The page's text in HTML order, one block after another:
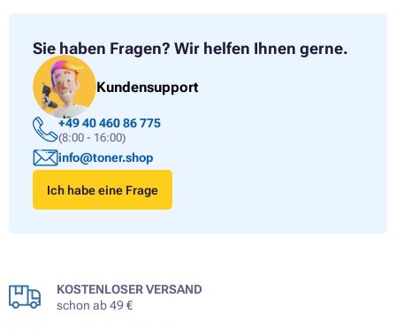
Sie haben Fragen? Wir helfen Ihnen gerne.
Kundensupport
+49 40 460 86 775
(8:00 - 16:00)
info@toner.shop
Ich habe eine Frage
KOSTENLOSER VERSAND
schon ab 49 €